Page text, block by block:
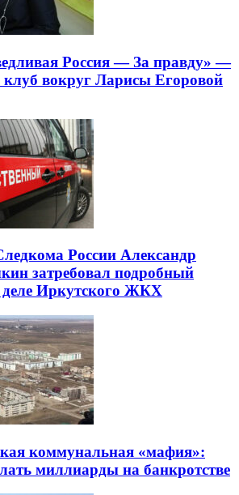
Россия — За правду» —
клуб вокруг Ларисы Егоровой
России Александр
затребовал подробный
деле Иркутского ЖКХ
коммунальная «мафия»:
миллиарды на банкротстве